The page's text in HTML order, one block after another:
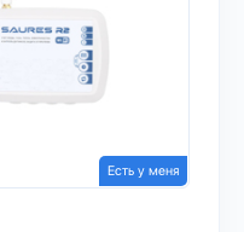
Есть у меня